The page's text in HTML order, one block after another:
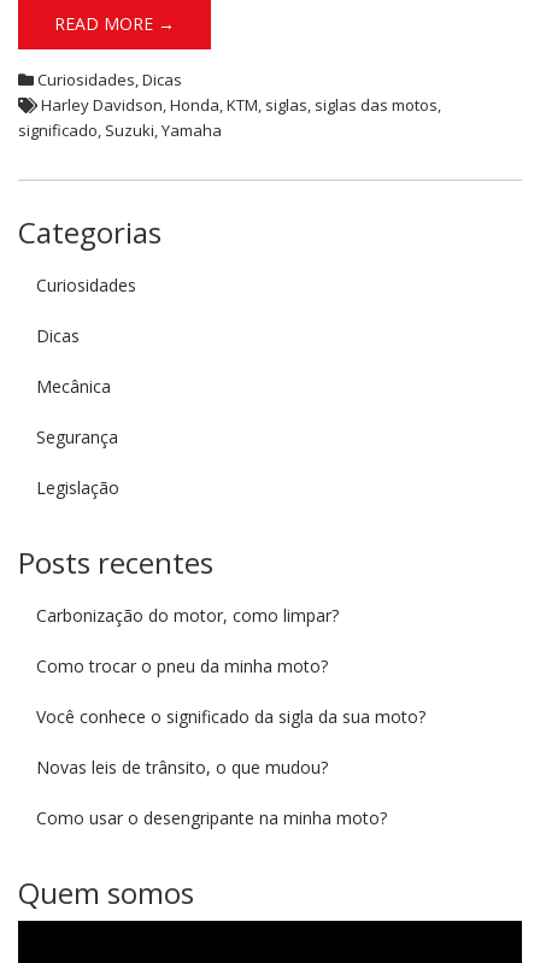
READ MORE →
Curiosidades,Dicas
Harley Davidson,Honda,KTM, siglas, siglas das motos,
significado, Suzuki,Yamaha
Categorias
Curiosidades
Dicas
Mecânica
Segurança
Legislação
Posts recentes
Carbonização do motor, como limpar?
Como trocar o pneu da minha moto?
Você conhece o significado da sigla da sua moto?
Novas leis de trânsito, o que mudou?
Como usar o desengripante na minha moto?
Quem somos